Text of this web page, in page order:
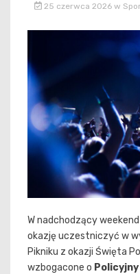
25 czerwca 2026 w
W nadchodzący
okazję uczestniczyć w
Pikniku z okazji Święta
wzbogacone o